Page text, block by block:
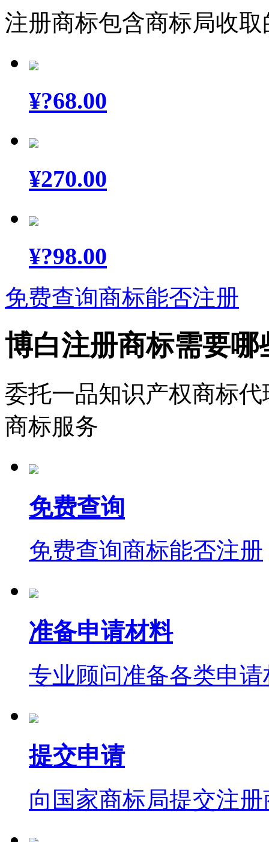
注册商标包含商标局收
¥?68.00
¥270.00
¥?98.00
免费查询商标能否注册
博白注册商标需要哪
委托一品知识产权商标
商标服务
免费查询
免费查询商标能否注册
准备申请材料
专业顾问准备各类申请
提交申请
向国家商标局提交注